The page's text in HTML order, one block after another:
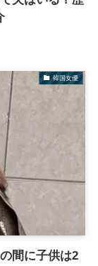
韓国女優
間に子供は2